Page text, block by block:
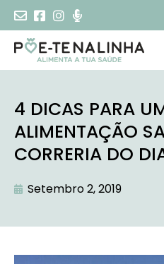
4 DICAS PARA
ALIMENTAÇÃO
CORRERIA DO
Setembro 2, 2019